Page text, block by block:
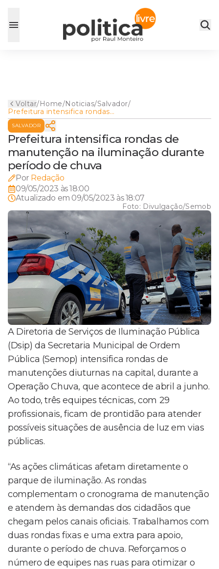
Voltar/Home/Noticias/Salvador/
Prefeitura intensifica rondas
de manutenção na
iluminação durante período
de chuva
SALVADOR
Prefeitura intensifica rondas de
manutenção na iluminação durante
período de chuva
Por Redação
09/05/2023 às 18:00
Atualizado em 09/05/2023 às 18:07
Foto: Divulgação/Semob
A Diretoria de Serviços de Iluminação Pública
(Dsip) da Secretaria Municipal de Ordem
Pública (Semop) intensifica rondas de
manutenções diuturnas na capital, durante a
Operação Chuva, que acontece de abril a junho.
Ao todo, três equipes técnicas, com 29
profissionais, ficam de prontidão para atender
possíveis situações de ausência de luz em vias
públicas.
“As ações climáticas afetam diretamente o
parque de iluminação. As rondas
complementam o cronograma de manutenção
e atendem às demandas dos cidadãos que
chegam pelos canais oficiais. Trabalhamos com
duas rondas fixas e uma extra para apoio,
durante o período de chuva. Reforçamos o
número de equipes nas ruas para otimizar o